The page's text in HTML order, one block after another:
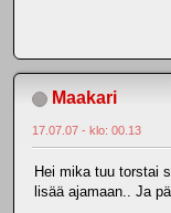
Maakari
17.07.07 - klo: 00.13
Hei mika tuu torstai
lisää ajamaan.. Ja